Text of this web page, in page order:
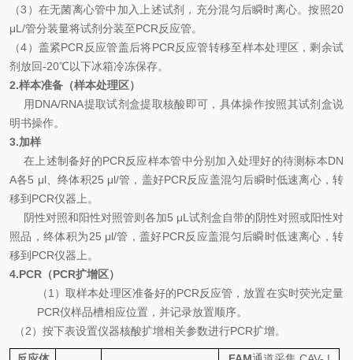
（3 ） 在无菌离心管中加入上述试剂，充分混匀后瞬时离心。按照20
μL/管分装量将试剂分装至PCR反应管。
（4） 盖紧PCR 反应管盖后将PCR反应管转移至样本处理区，剩余试
剂放回-20℃以下冰箱冷冻保存。
2.样本准备（样本处理区）
用DNA/RNA提取试剂盒提取核酸即可 ，具体操作按照其试剂盒说
明书操作。
3.加样
在上述制备好的PCR反应样本管中分别加入处理好的待测标本DN
A各5 μl、终体积25 μl/管，盖好PCR反应盖混匀后瞬时低速离心，转
移到 PCR仪器上。
阴性对照和阳性对照管则各加5 μL 试剂盒自带的阴性对照或阳性对
照品，终体积为25 μl/管，盖好PCR反应盖混匀后瞬时低速离心，转
移到 PCR仪器上。
4.PCR （PCR扩增区）
（1 ）取样本处理区准备好的PCR反应管，放置在实时荧光定量
PCR仪样品槽相应位置，并记录放置顺序。
（2）按下表设置仪器核酸扩增相关参数进行PCR扩增。